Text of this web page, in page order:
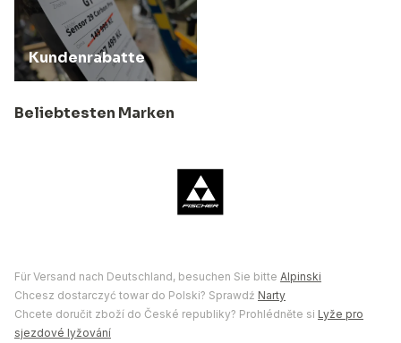
Kundenrabatte
Beliebtesten Marken
Für Versand nach Deutschland, besuchen Sie bitte Alpinski
Chcesz dostarczyć towar do Polski? Sprawdź Narty
Chcete doručit zboží do České republiky? Prohlédněte si Lyže pro
sjezdové lyžování